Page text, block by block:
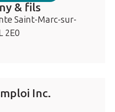
& fils
Saint-Marc-sur-
2E0
Inc.